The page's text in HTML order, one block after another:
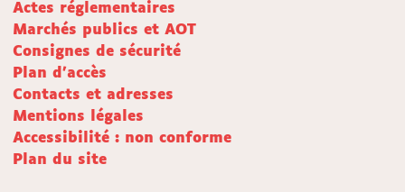
Actes réglementaires
Marchés publics et AOT
Consignes de sécurité
Plan d'accès
Contacts et adresses
Mentions légales
Accessibilité : non conforme
Plan du site